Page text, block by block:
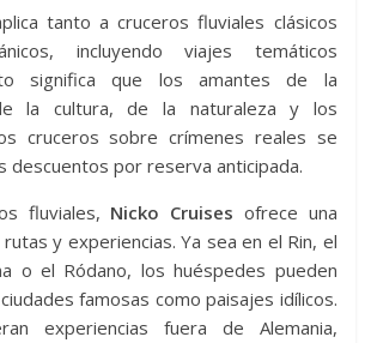
tanto a cruceros fluviales clásicos
incluyendo viajes temáticos
significa que los amantes de la
la cultura, de la naturaleza y los
cruceros sobre crímenes reales se
descuentos por reserva anticipada.
fluviales, Nicko Cruises ofrece una
y experiencias. Ya sea en el Rin, el
o el Ródano, los huéspedes pueden
famosas como paisajes idílicos.
experiencias fuera de Alemania,